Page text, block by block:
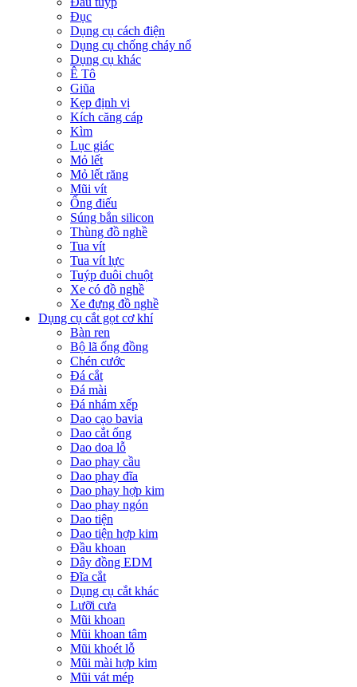
Đục
Dụng cụ cách điện
Dụng cụ chống cháy nổ
Dụng cụ khác
Ê Tô
Giũa
Kẹp định vị
Kích căng cáp
Kìm
Lục giác
Mỏ lết
Mỏ lết răng
Mũi vít
Ống điếu
Súng bắn silicon
Thùng đồ nghề
Tua vít
Tua vít lực
Tuýp đuôi chuột
Xe có đồ nghề
Xe đựng đồ nghề
Dụng cụ cắt gọt cơ khí
Bàn ren
Bộ lã ống đồng
Chén cước
Đá cắt
Đá mài
Đá nhám xếp
Dao cạo bavia
Dao cắt ống
Dao doa lỗ
Dao phay cầu
Dao phay đĩa
Dao phay hợp kim
Dao phay ngón
Dao tiện
Dao tiện hợp kim
Đầu khoan
Dây đồng EDM
Đĩa cắt
Dụng cụ cắt khác
Lưỡi cưa
Mũi khoan
Mũi khoan tâm
Mũi khoét lỗ
Mũi mài hợp kim
Mũi vát mép